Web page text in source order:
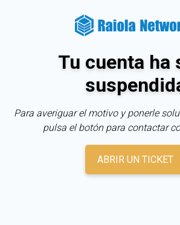
Tu cuenta ha
Para averiguar el motivo y ponerle
pulsa el botón para contactar
ABRIR UN TICKET